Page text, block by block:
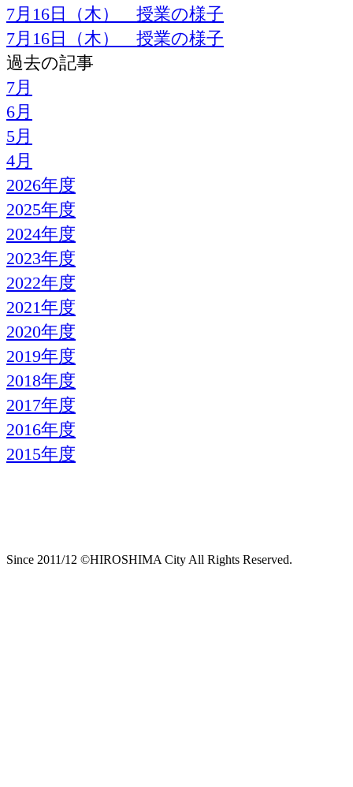
7月16日（木） 授業の様子
7月16日（木） 授業の様子
過去の記事
7月
6月
5月
4月
2026年度
2025年度
2024年度
2023年度
2022年度
2021年度
2020年度
2019年度
2018年度
2017年度
2016年度
2015年度
Since 2011/12 ©HIROSHIMA City All Rights Reserved.